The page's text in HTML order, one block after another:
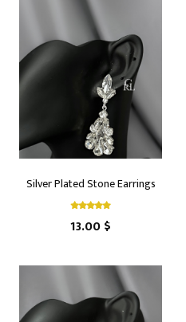
Silver Plated Stone Earrings
13.00 $